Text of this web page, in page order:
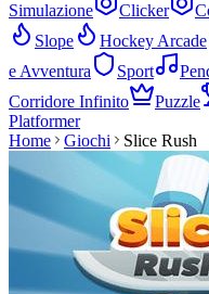
Simulazione
Clicker
Slope
Hockey Arcade
e Avventura
Sport
Corridore Infinito
Puzzle
Platformer
Home
Giochi Slice Rush